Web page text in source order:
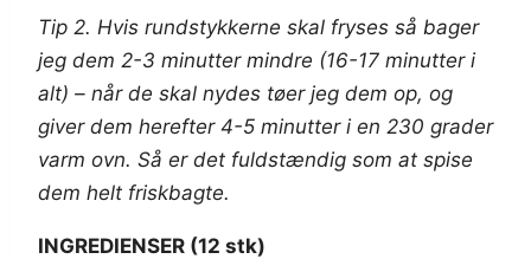
Tip 2. Hvis rundstykkerne skal fryses så bager
jeg dem 2-3 minutter mindre (16-17 minutter i
alt) – når de skal nydes tøer jeg dem op, og
giver dem herefter 4-5 minutter i en 230 grader
varm ovn. Så er det fuldstændig som at spise
dem helt friskbagte.
INGREDIENSER (12 stk)